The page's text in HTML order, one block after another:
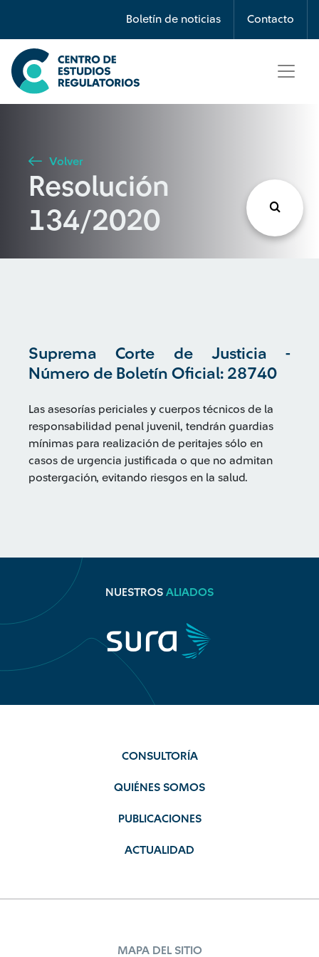
Boletín de noticias Contacto
Búsqueda
Seleccione país
Buscar
Volver
Resolución
134/2020
Suprema Corte de Justicia -
Número de Boletín Oficial: 28740
Las asesorías periciales y cuerpos técnicos de la
responsabilidad penal juvenil, tendrán guardias
mínimas para realización de peritajes sólo en
casos de urgencia justificada o que no admitan
postergación, evitando riesgos en la salud.
NUESTROS ALIADOS
CONSULTORÍA
QUIÉNES SOMOS
PUBLICACIONES
ACTUALIDAD
MAPA DEL SITIO